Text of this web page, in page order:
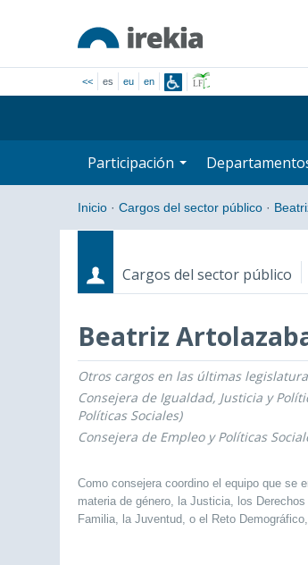
<< es eu en
Participación
Inicio · Cargos del sector público ·
Cargos del sector público
Beatriz
CargosFecha de inicio - Fecha fin
Otros cargos en las últimas
Consejera de Igualdad, Justicia y
Políticas Sociales)
Consejera de Empleo y Políticas
Como consejera coordino el equipo que se
materia de género, la Justicia, los
Familia, la Juventud, o el Reto